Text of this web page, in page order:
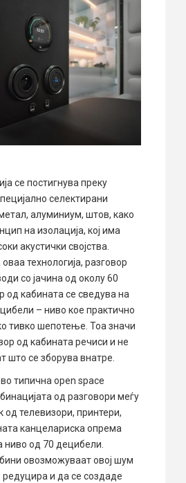
се постигнува преку
селектирани
алуминиум, штов, како
на изолација, кој има
акустички својства.
технологија, разговор
со јачина од околу 60
од кабината се сведува на
– ниво кое практично
тивко шепотење. Тоа значи
од кабината речиси и не
што се зборува внатре.
типична open space
од разговори меѓу
од телевизори, принтери,
канцелариска опрема
ниво од 70 децибели.
овозможуваат овој шум
редуцира и да се создаде